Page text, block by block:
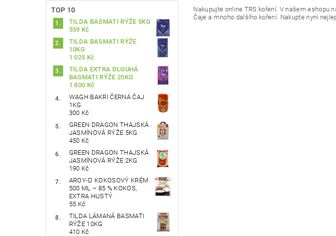
TOP 10
TILDA BASMATI RÝŽE 5KG
559 Kč
TILDA BASMATI RÝŽE
10KG
1 025 Kč
TILDA EXTRA DLOUHÁ
BASMATI RÝŽE 20KG
1 800 Kč
WAGH BAKRI ČERNÁ ČAJ
1KG
300 Kč
GREEN DRAGON THAJSKÁ
JASMÍNOVÁ RÝŽE 5KG
450 Kč
GREEN DRAGON THAJSKÁ
JASMÍNOVÁ RÝŽE 2KG
190 Kč
AROY-D KOKOSOVÝ KRÉM
500 ML – 85 % KOKOS,
EXTRA HUSTÝ
55 Kč
TILDA LÁMANÁ BASMATI
RÝŽE 10KG
410 Kč
Nakupujte online TRS koření. V našem eshopu
Čaje a mnoho dalšího koření. Nakupte nyní